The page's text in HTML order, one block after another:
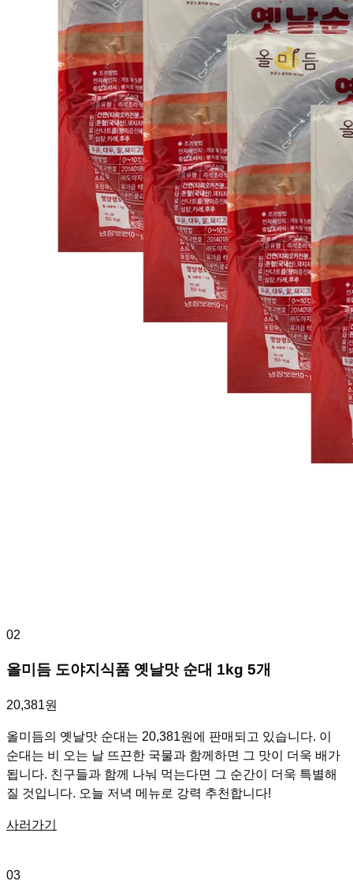
02
올미듬 도야지식품 옛날맛 순대 1kg 5개
20,381원
올미듬의 옛날맛 순대는 20,381원에 판매되고 있습니다. 이
순대는 비 오는 날 뜨끈한 국물과 함께하면 그 맛이 더욱 배가
됩니다. 친구들과 함께 나눠 먹는다면 그 순간이 더욱 특별해
질 것입니다. 오늘 저녁 메뉴로 강력 추천합니다!
사러가기
03